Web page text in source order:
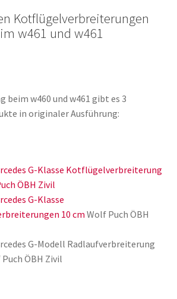
Kotflügelverbreiterungen
w461 und w461
beim w460 und w461 gibt es 3
in originaler Ausführung:
G-Klasse Kotflügelverbreiterung
ÖBH Zivil
G-Klasse
10 cmWolf Puch ÖBH
G-Modell Radlaufverbreiterung
ÖBH Zivil